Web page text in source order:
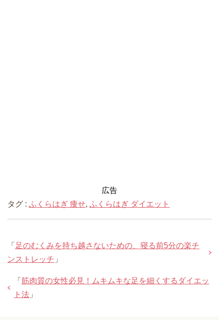
広告
タグ : ふくらはぎ 痩せ, ふくらはぎ ダイエット
「 足のむくみを持ち越さないための、寝る前5分の楽チ
ンストレッチ 」
「 筋肉質の女性必見！ムキムキな足を細くするダイエッ
ト法 」